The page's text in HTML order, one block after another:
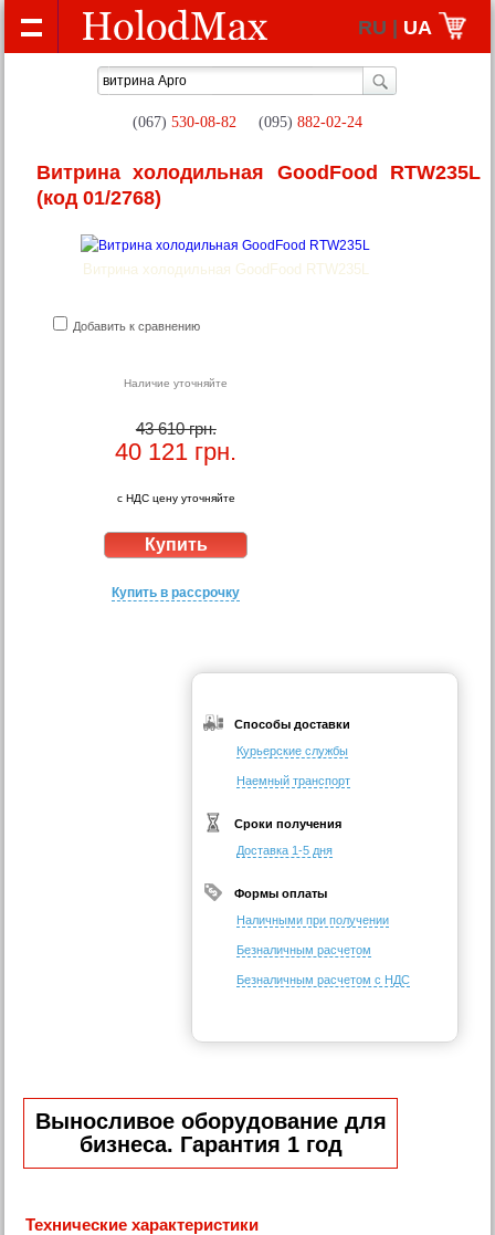
RU | UA
(067) 530-08-82 (095) 882-02-24
Витрина холодильная GoodFood RTW235L
(код 01/2768)
Витрина холодильная GoodFood RTW235L
Добавить к сравнению
Наличие уточняйте
43 610 грн.
40 121 грн.
с НДС цену уточняйте
Купить в рассрочку
Способы доставки
Курьерские службы
Наемный транспорт
Сроки получения
Доставка 1-5 дня
Формы оплаты
Наличными при получении
Безналичным расчетом
Безналичным расчетом с НДС
Выносливое оборудование для
бизнеса. Гарантия 1 год
Технические характеристики